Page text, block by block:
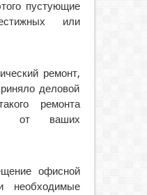
пустующие
или
ремонт,
деловой
ремонта
от ваших
офисной
необходимые